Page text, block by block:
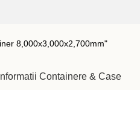
Informatii Containere & Case